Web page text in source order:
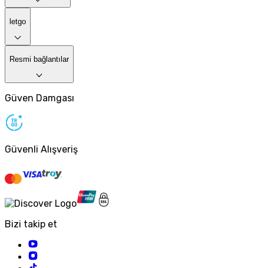
letgo
Resmi bağlantılar
Güven Damgası
Güvenli Alışveriş
Bizi takip et